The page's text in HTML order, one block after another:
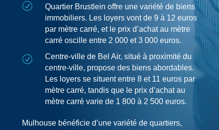
R
Quartier Brustlein offre une variété de biens
immobiliers. Les loyers vont de 9 à 12 euros
par mètre carré, et le prix d’achat au mètre
carré oscille entre 2 000 et 3 000 euros.
R
Centre-ville de Bel Air, situé à proximité du
centre-ville, propose des biens abordables.
Les loyers se situent entre 8 et 11 euros par
mètre carré, tandis que le prix d’achat au
mètre carré varie de 1 800 à 2 500 euros.
Mulhouse bénéficie d’une variété de quartiers,